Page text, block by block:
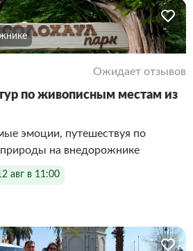
Ожидает отзывов
по живописным местам из
эмоции, путешествуя по
на внедорожнике
авг в 11:00